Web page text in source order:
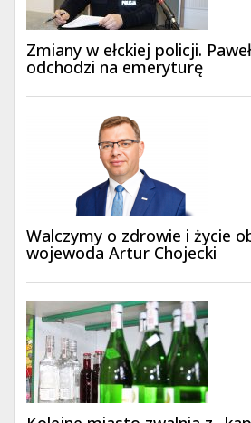
Zmiany w ełckiej policji.
odchodzi na emeryturę
Walczymy o zdrowie i życie
wojewoda Artur Chojecki